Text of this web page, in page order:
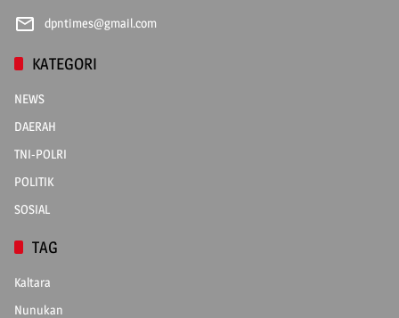
dpntimes@gmail.com
KATEGORI
NEWS
DAERAH
TNI-POLRI
POLITIK
SOSIAL
TAG
Kaltara
Nunukan